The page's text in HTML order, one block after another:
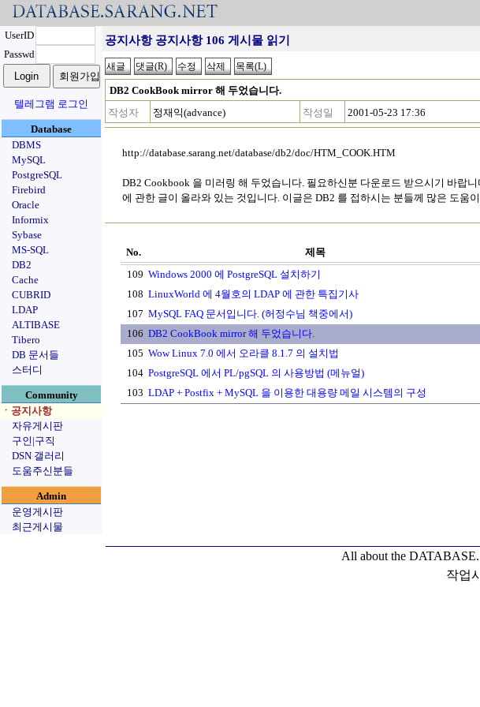
UserID
Passwd
텔레그램 로그인
Database
DBMS
MySQL
PostgreSQL
Firebird
Oracle
Informix
Sybase
MS-SQL
DB2
Cache
CUBRID
LDAP
ALTIBASE
Tibero
DB 문서들
스터디
Community
ㆍ공지사항
자유게시판
구인|구직
DSN 갤러리
도움주신분들
Admin
운영게시판
최근게시물
공지사항 공지사항 106 게시물 읽기
DB2 CookBook mirror 해 두었습니다.
작성자
정재익(advance) 작성일 2001-05-23 17:36
http://database.sarang.net/database/db2/doc/HTM_COOK.HTM
DB2 Cookbook 을 미러링 해 두었습니다. 필요하신분 다운로드 받으시기 바랍니
에 관한 글이 올라와 있는 것입니다. 이글은 DB2 를 접하시는 분들께 많은 도움
No. 제목
109 Windows 2000 에 PostgreSQL 설치하기
108 LinuxWorld 에 4월호의 LDAP 에 관한 특집기사
107 MySQL FAQ 문서입니다. (허정수님 책중에서)
106 DB2 CookBook mirror 해 두었습니다.
105 Wow Linux 7.0 에서 오라클 8.1.7 의 설치법
104 PostgreSQL 에서 PL/pgSQL 의 사용방법 (메뉴얼)
103 LDAP + Postfix + MySQL 을 이용한 대용량 메일 시스템의 구성
All about the
작업